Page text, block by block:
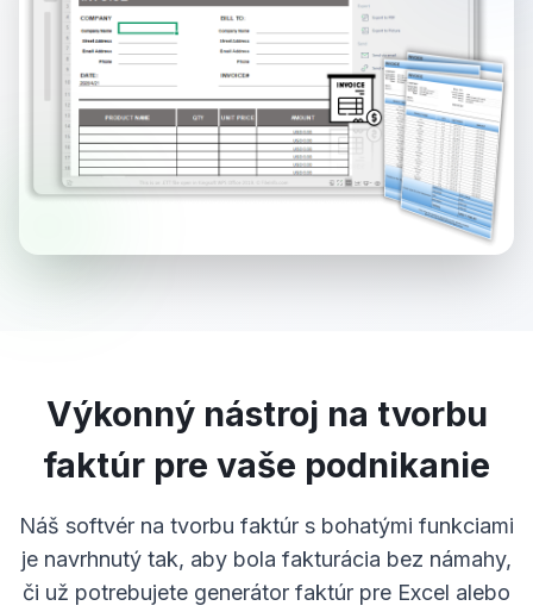
Výkonný nástroj na tvorbu
faktúr pre vaše podnikanie
Náš softvér na tvorbu faktúr s bohatými funkciami
je navrhnutý tak, aby bola fakturácia bez námahy,
či už potrebujete generátor faktúr pre Excel alebo